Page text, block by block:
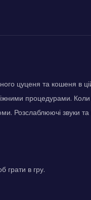
цуценя та кошеня в
процедурами.
Розслаблюючі звуки
грати в гру.